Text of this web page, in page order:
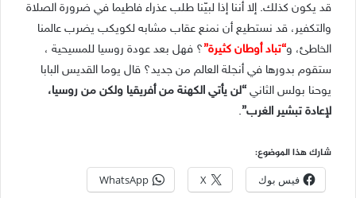
قد يكون كذلك. إلا أننا إذا لبيّنا طلب عذراء فاطيما في ضرورة الصلاة
والتكفير، قد نستطيع أن نمنع عقاب مشابه لكويكب يضرب عالمنا
الخاطئ، و“تباد أوطان كثيرة”؟ فهل بعد عودة روسيا للمسيحية ،
ستقوم بدورها في أنجلة العالم من جديد؟ قال يوما القديس البابا
يوحنا بولس الثاني “لن يأتي الكهنة من أفريقيا ولكن من روسيا،
لإعادة تبشير الغرب”.
شارك هذا الموضوع:
فيس بوك X
WhatsApp